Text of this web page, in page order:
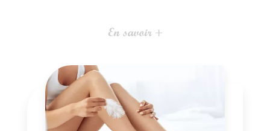
En savoir +